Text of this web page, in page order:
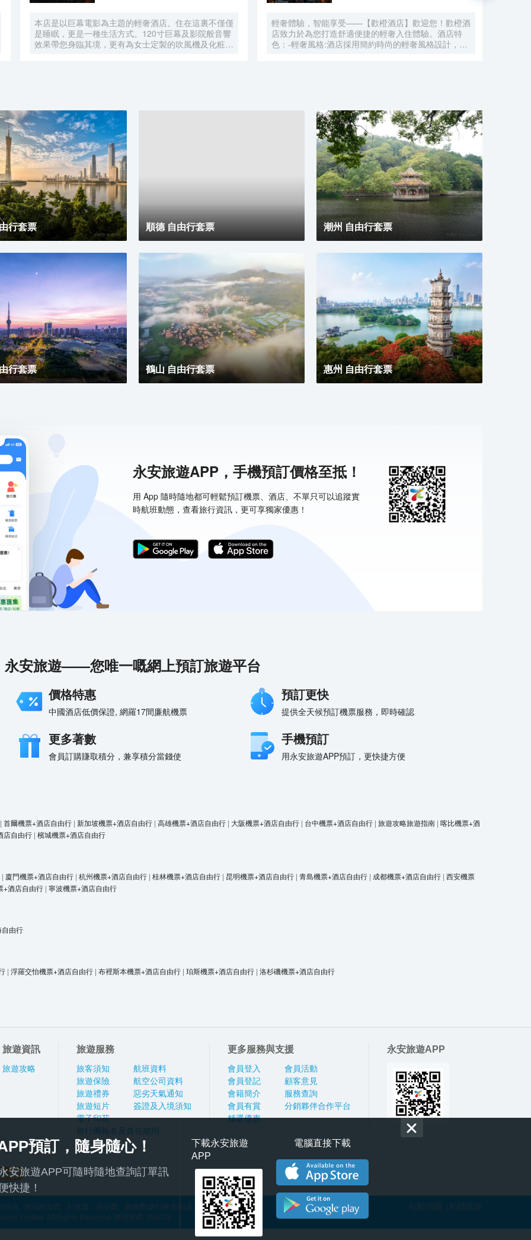
本店是以巨幕電影為主題的輕奢酒店。住在這裏不僅僅
是睡眠，更是一種生活方式。120寸巨幕及影院般音響
效果帶您身臨其境，更有為女士定製的吹風機及化粧
輕奢體驗，智能享受——【歡橙酒店】歡迎您！歡橙酒
店致力於為您打造舒適便捷的輕奢入住體驗。酒店特
色：-輕奢風格:酒店採用簡約時尚的輕奢風格設計，注
影院，享受震撼視聽盛宴。-貼心服務:酒店設有洗衣
房，並提供烘乾服務，解決您的洗衣煩惱，讓旅途更加
輕鬆自在。歡橙酒店是您商務出行、休閒度假的理想之
選。期待您的光臨！温馨提示，圖片僅供參考，無法涵
蓋所有房型，詳細的實物照片請諮詢酒店。
行套票 順德 自由行套票 潮州 自由行套票
行套票 鶴山 自由行套票 惠州 自由行套票
永安旅遊APP，手機預訂價格至抵！
用 App 隨時隨地都可輕鬆預訂機票、酒店、不單只可以追蹤實
時航班動態，查看旅行資訊，更可享獨家優惠！
永安旅遊——您唯一嘅網上預訂旅遊平台
價格特惠
中國酒店低價保證, 網羅17間廉航機票
預訂更快
提供全天候預訂機票服務，即時確認
更多著數
會員訂購賺取積分，兼享積分當錢使
手機預訂
用永安旅遊APP預訂，更快捷方便
首爾機票+酒店自由行 | 新加坡機票+酒店自由行 | 高雄機票+酒店自由行 | 大阪機票+酒店自由行 | 台中機票+酒店自由行 | 旅遊攻略旅遊指南 | 喀比機票+酒
店自由行 | 檳城機票+酒店自由行
| 廈門機票+酒店自由行 | 杭州機票+酒店自由行 | 桂林機票+酒店自由行 | 昆明機票+酒店自由行 | 青島機票+酒店自由行 | 成都機票+酒店自由行 | 西安機票
+酒店自由行 | 寧波機票+酒店自由行
自由行
| 浮羅交怡機票+酒店自由行 | 布裡斯本機票+酒店自由行 | 珀斯機票+酒店自由行 | 洛杉磯機票+酒店自由行
旅遊資訊
旅遊攻略
旅遊服務
旅客須知
旅遊保險
旅遊禮券
旅遊短片
電子印花
航班資料
航空公司資料
惡劣天氣通知
簽證及入境須知
旅行團報名及責任細則
更多服務與支援
會員登入
會員登記
會籍簡介
會員有賞
精選優惠
會員活動
顧客意見
服務查詢
分銷夥伴合作平台
永安旅遊APP
項、燃油附加費、行政費、簽証費、服務費(旅行團適用)及其他應繳費用
預訂，隨身隨心！
安旅遊APP可隨時隨地查詢訂單訊
快捷！
下載永安旅遊
APP
電腦直接下載